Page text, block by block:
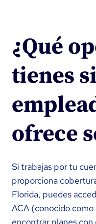
¿Qué
tienes
ofrece
Si trabajas por tu
proporciona
Florida, puedes
ACA (conocido